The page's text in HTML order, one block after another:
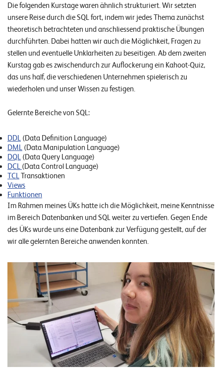
2
L
e
u
c
h
t
e
i
n
Die folgenden Kurstage waren ähnlich strukturiert. Wir setzten
unsere Reise durch die SQL fort, indem wir jedes Thema zunächst
theoretisch betrachteten und anschliessend praktische Übungen
durchführten. Dabei hatten wir auch die Möglichkeit, Fragen zu
stellen und eventuelle Unklarheiten zu beseitigen. Ab dem zweiten
Kurstag gab es zwischendurch zur Auflockerung ein Kahoot-Quiz,
das uns half, die verschiedenen Unternehmen spielerisch zu
wiederholen und unser Wissen zu festigen.
Gelernte Bereiche von SQL:
DDL (Data Definition Language)
DML (Data Manipulation Language)
DQL (Data Query Language)
DCL (Data Control Language)
TCLTransaktionen
Views
Funktionen
Im Rahmen meines ÜKs hatte ich die Möglichkeit, meine Kenntnisse
im Bereich Datenbanken und SQL weiter zu vertiefen. Gegen Ende
des ÜKs wurde uns eine Datenbank zur Verfügung gestellt, auf der
wir alle gelernten Bereiche anwenden konnten.